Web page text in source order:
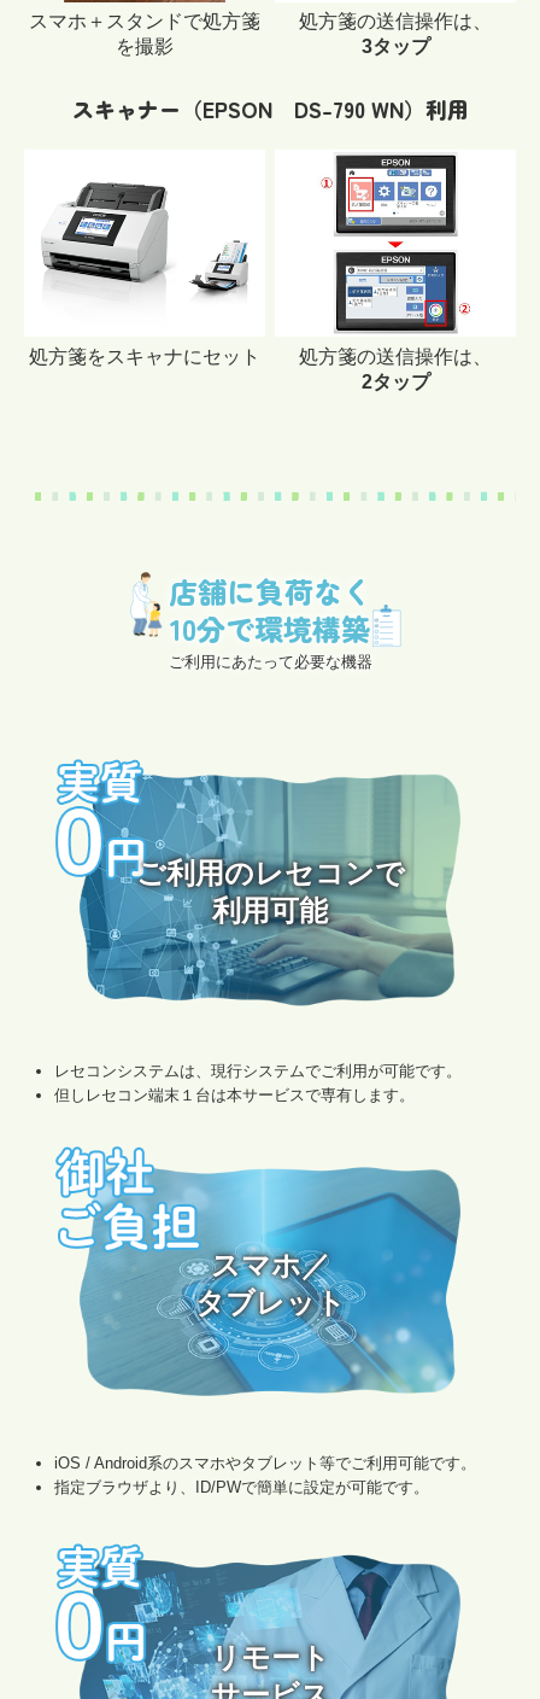
スマホ＋スタンドで処方箋
を撮影
処方箋の送信操作は、
3タップ
スキャナー（EPSON DS-790 WN）利用
処方箋をスキャナにセット
処方箋の送信操作は、
2タップ
店舗に負荷なく
10分で環境構築
ご利用にあたって必要な機器
ご利用のレセコンで
利用可能
レセコンシステムは、現行システムでご利用が可能です。
但しレセコン端末１台は本サービスで専有します。
スマホ／
タブレット
iOS / Android系のスマホやタブレット等でご利用可能です。
指定ブラウザより、ID/PWで簡単に設定が可能です。
リモート